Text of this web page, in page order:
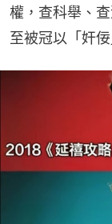
權，查科舉、
至被冠以「奸